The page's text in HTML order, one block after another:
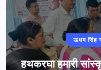
ऊधम सिंह
हथकरघा हमारी